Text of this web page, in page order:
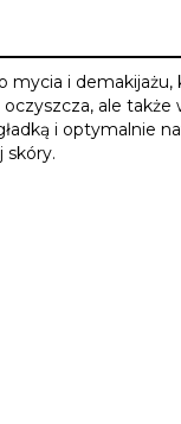
mycia i
ale
i optymalnie
skóry.